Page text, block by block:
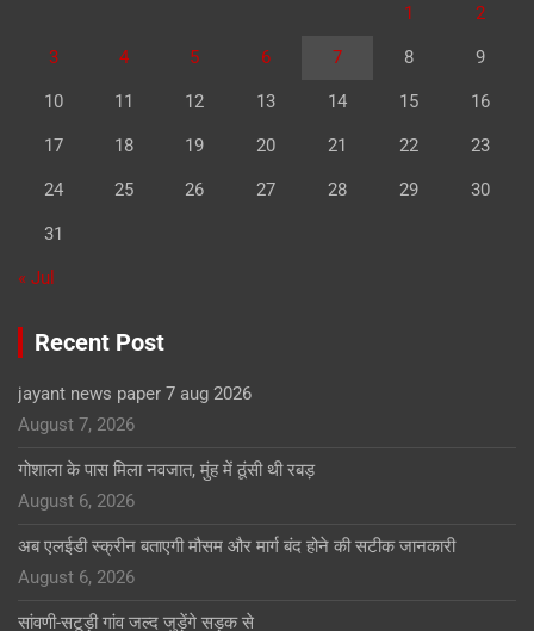
1 2
3 4 5 6 7 8 9
10 11 12 13 14 15 16
17 18 19 20 21 22 23
24 25 26 27 28 29 30
31
« Jul
Recent Post
jayant news paper 7 aug 2026
August 7, 2026
गोशाला के पास मिला नवजात, मुंह में ठूंसी थी रबड़
August 6, 2026
अब एलईडी स्क्रीन बताएगी मौसम और मार्ग बंद होने की सटीक जानकारी
August 6, 2026
सांवणी-सटूड़ी गांव जल्द जुड़ेंगे सड़क से